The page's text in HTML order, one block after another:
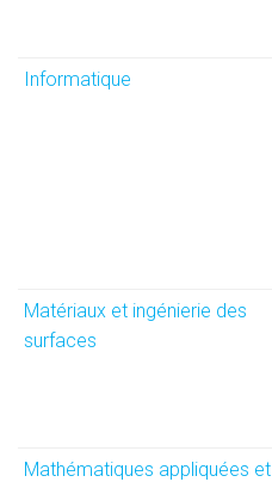
Informatique
Matériaux et ingénierie des
surfaces
Mathématiques appliquées et